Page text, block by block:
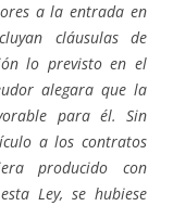
a la entrada en
cláusulas de
lo previsto en el
alegara que la
para él. Sin
a los contratos
producido con
Ley, se hubiese